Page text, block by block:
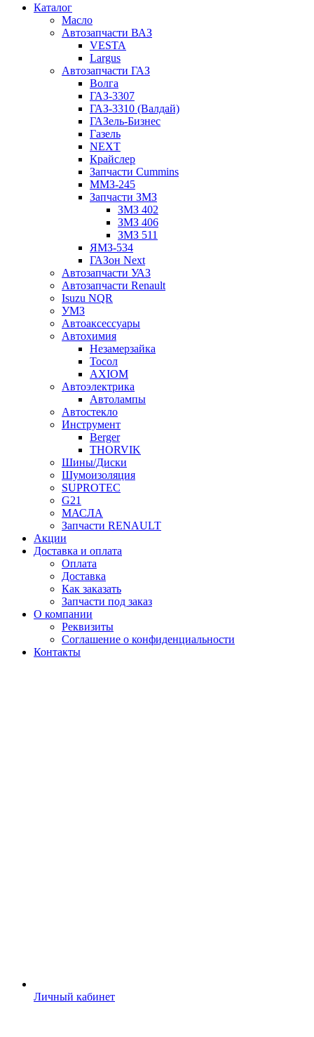
Каталог
Масло
Автозапчасти ВАЗ
VESTA
Largus
Автозапчасти ГАЗ
Волга
ГАЗ-3307
ГАЗ-3310 (Валдай)
ГАЗель-Бизнес
Газель
NEXT
Крайслер
Запчасти Cummins
ММЗ-245
Запчасти ЗМЗ
ЗМЗ 402
ЗМЗ 406
ЗМЗ 511
ЯМЗ-534
ГАЗон Next
Автозапчасти УАЗ
Автозапчасти Renault
Isuzu NQR
УМЗ
Автоаксессуары
Автохимия
Незамерзайка
Тосол
AXIOM
Автоэлектрика
Автолампы
Автостекло
Инструмент
Berger
THORVIK
Шины/Диски
Шумоизоляция
SUPROTEC
G21
МАСЛА
Запчасти RENAULT
Акции
Доставка и оплата
Оплата
Доставка
Как заказать
Запчасти под заказ
О компании
Реквизиты
Соглашение о конфиденциальности
Контакты
Личный кабинет